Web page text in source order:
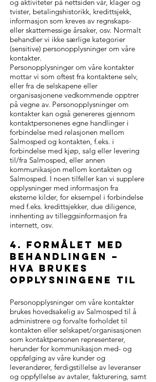
og aktiviteter på nettsiden vår, klager og
tvister, betalingshistorikk, kredittsjekk,
informasjon som kreves av regnskaps-
eller skattemessige årsaker, osv. Normalt
behandler vi ikke særlige kategorier
(sensitive) personopplysninger om våre
kontakter.
Personopplysninger om våre kontakter
mottar vi som oftest fra kontaktene selv,
eller fra de selskapene eller
organisasjonene vedkommende opptrer
på vegne av. Personopplysninger om
kontakter kan også genereres gjennom
kontaktpersonenes egne handlinger i
forbindelse med relasjonen mellom
Salmosped og kontakten, f.eks. i
forbindelse med kjøp, salg eller levering
til/fra Salmosped, eller annen
kommunikasjon mellom kontakten og
Salmosped. I noen tilfeller kan vi supplere
opplysninger med informasjon fra
eksterne kilder, for eksempel i forbindelse
med f.eks. kredittsjekker, due diligence,
innhenting av tilleggsinformasjon fra
internett, osv.
4. formålet med
behandlingen –
hva brukes
opplysningene til
Personopplysninger om våre kontakter
brukes hovedsakelig av Salmosped til å
administrere og forvalte forholdet til
kontakten eller selskapet/organisasjonen
som kontaktpersonen representerer,
herunder for kommunikasjon med- og
oppfølging av våre kunder og
leverandører, ferdigstillelse av leveranser
og oppfyllelse av avtaler, fakturering, samt